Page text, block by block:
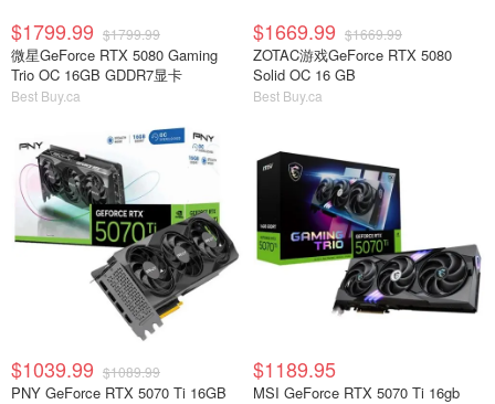
$1799.99 $1799.99
微星GeForce RTX 5080 Gaming
Trio OC 16GB GDDR7显卡
Best Buy.ca
$1669.99 $1669.99
ZOTAC游戏GeForce RTX 5080
Solid OC 16 GB
Best Buy.ca
$1039.99 $1089.99
PNY GeForce RTX 5070 Ti 16GB
$1189.95
MSI GeForce RTX 5070 Ti 16gb